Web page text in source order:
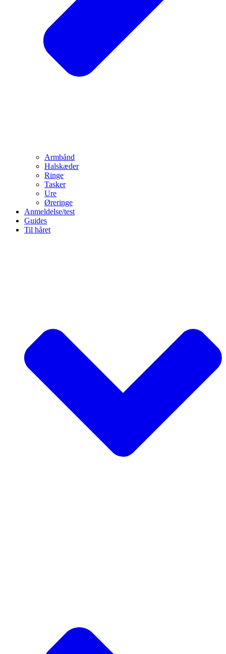
Armbånd
Halskæder
Ringe
Tasker
Ure
Øreringe
Anmeldelse/test
Guides
Til håret